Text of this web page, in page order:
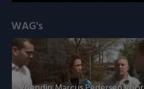
WAG's